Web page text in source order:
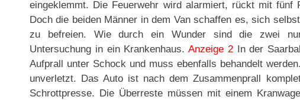
eingeklemmt. Die Feuerwehr wird alarmiert, rückt mit fünf
Doch die beiden Männer in dem Van schaffen es, sich
zu befreien. Wie durch ein Wunder sind die zwei
Untersuchung in ein Krankenhaus.Anzeige 2In der
Aufprall unter Schock und muss ebenfalls behandelt
unverletzt. Das Auto ist nach dem Zusammenprall
Schrottpresse. Die Überreste müssen mit einem